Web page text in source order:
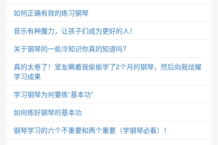
如何正确有效的练习钢琴
音乐有种魔力，让孩子们成为更好的人！
关于钢琴的一些冷知识你真的知道吗?
真的太卷了！室友瞒着我偷偷学了2个月的钢琴，然后向我炫耀
学习成果
学习钢琴为何要练“基本功”
如何练好钢琴的基本功
钢琴学习的六个不重要和两个重要（学钢琴必看）！